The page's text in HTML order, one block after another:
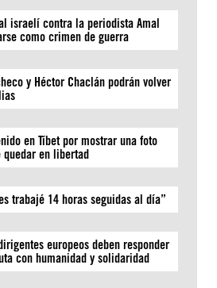
israelí contra la periodista Amal
como crimen de guerra
y Héctor Chaclán podrán volver
en Tíbet por mostrar una foto
quedar en libertad
trabajé 14 horas seguidas al día”
europeos deben responder
con humanidad y solidaridad